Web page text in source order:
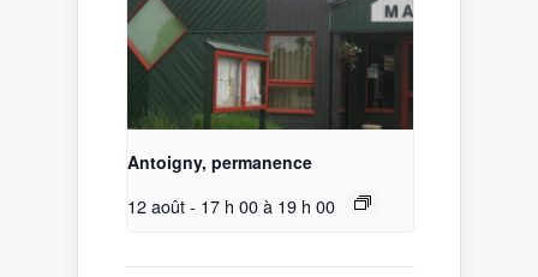
Antoigny, permanence
12 août - 17 h 00à 19 h 00